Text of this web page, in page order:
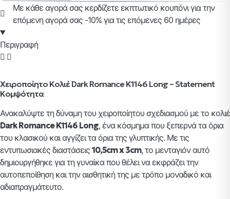
Με κάθε αγορά σας κερδίζετε εκπτωτικό κουπόνι για την
επόμενη αγορά σας -10% για τις επόμενες 60 ημέρες
Περιγραφή
Χειροποίητο Κολιέ Dark Romance K1146 Long – Statement
Κομψότητα
Ανακαλύψτε τη δύναμη του χειροποίητου σχεδιασμού με το κολιέ
Dark Romance K1146 Long, ένα κόσμημα που ξεπερνά τα όρια
του κλασικού και αγγίζει τα όρια της γλυπτικής. Με τις
εντυπωσιακές διαστάσεις 10,5cm x 3cm, το μενταγιόν αυτό
δημιουργήθηκε για τη γυναίκα που θέλει να εκφράζει την
αυτοπεποίθηση και την αισθητική της με τρόπο μοναδικό και
αδιαπραγμάτευτο.